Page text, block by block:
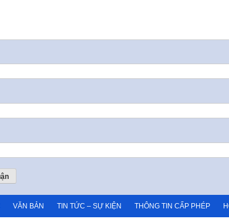
VĂN BẢN TIN TỨC – SỰ KIỆN THÔNG TIN CẤP PHÉP